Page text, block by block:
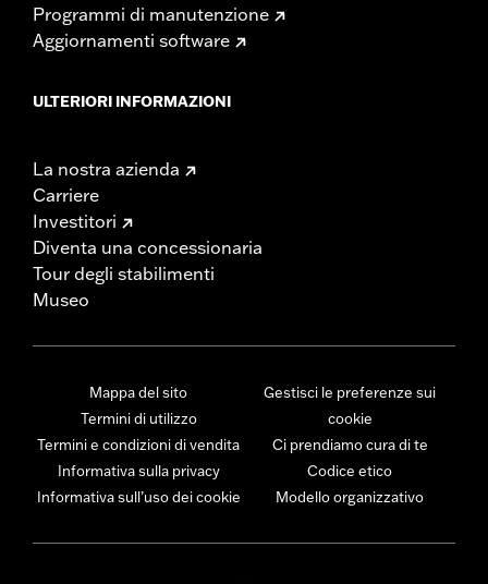
Programmi di manutenzione
Aggiornamenti software
ULTERIORI INFORMAZIONI
La nostra azienda
Carriere
Investitori
Diventa una concessionaria
Tour degli stabilimenti
Museo
Mappa del sito
Termini di utilizzo
Termini e condizioni di vendita
Informativa sulla privacy
Informativa sull’uso dei cookie
Gestisci le preferenze sui
cookie
Ci prendiamo cura di te
Codice etico
Modello organizzativo